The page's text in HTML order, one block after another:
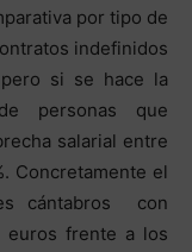
por tipo de
indefinidos
si se hace la
personas que
salarial entre
Concretamente el
cántabros con
euros frente a los